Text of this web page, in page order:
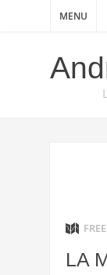
MENU
FREE
LA